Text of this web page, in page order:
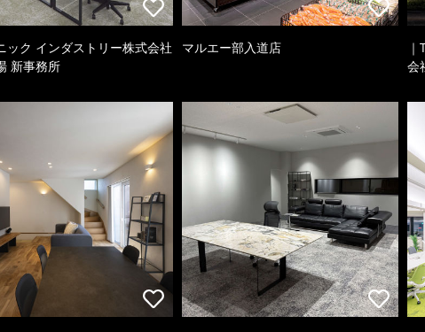
ック インダストリー株式会社
新事務所
マルエー部入道店
会